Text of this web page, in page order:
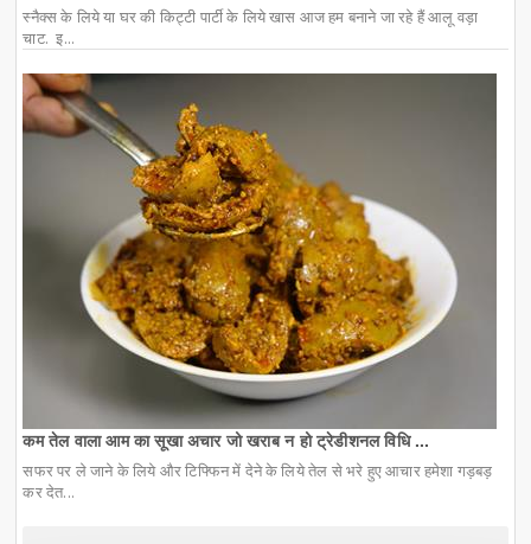
स्नैक्स के लिये या घर की किट्टी पार्टी के लिये खास आज हम बनाने जा रहे हैं आलू वड़ा
चाट. इ...
कम तेल वाला आम का सूखा अचार जो खराब न हो ट्रेडीशनल विधि ...
सफर पर ले जाने के लिये और टिफ्फिन में देने के लिये तेल से भरे हुए आचार हमेशा गड़बड़
कर देत...